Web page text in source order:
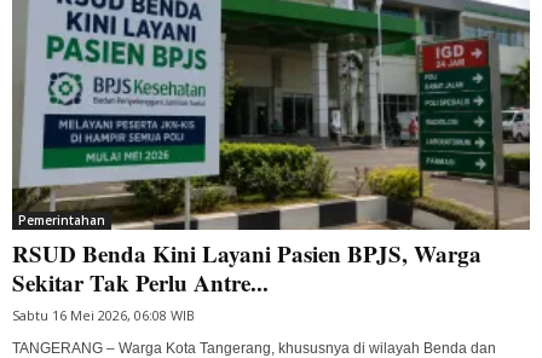
Pemerintahan
RSUD Benda Kini Layani Pasien BPJS, Warga
Sekitar Tak Perlu Antre...
Sabtu 16 Mei 2026, 06:08 WIB
TANGERANG – Warga Kota Tangerang, khususnya di wilayah Benda dan